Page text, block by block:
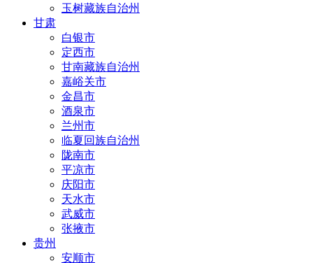
玉树藏族自治州
甘肃
白银市
定西市
甘南藏族自治州
嘉峪关市
金昌市
酒泉市
兰州市
临夏回族自治州
陇南市
平凉市
庆阳市
天水市
武威市
张掖市
贵州
安顺市